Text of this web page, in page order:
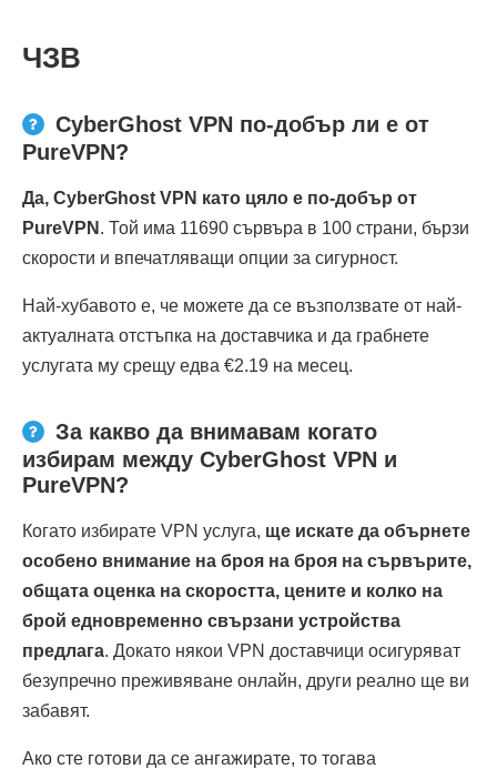
ЧЗВ
CyberGhost VPN по-добър ли е от
PureVPN?
Да, CyberGhost VPN като цяло е по-добър от
PureVPN . Той има 11690 сървъра в 100 страни, бързи
скорости и впечатляващи опции за сигурност.
Най-хубавото е, че можете да се възползвате от най-
актуалната отстъпка на доставчика и да грабнете
услугата му срещу едва €2.19 на месец.
За какво да внимавам когато
избирам между CyberGhost VPN и
PureVPN?
Когато избирате VPN услуга, ще искате да обърнете
особено внимание на броя на броя на сървърите,
общата оценка на скоростта, цените и колко на
брой едновременно свързани устройства
предлага. Докато някои VPN доставчици осигуряват
безупречно преживяване онлайн, други реално ще ви
забавят.
Ако сте готови да се ангажирате, то тогава